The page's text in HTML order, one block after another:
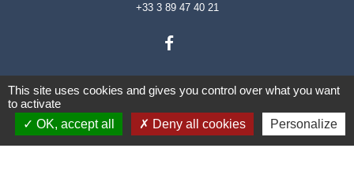
+33 3 89 47 40 21
Mentions légales - Politique de confidentialité -
Accessibilité - Plan du site - Gestion des cookies
This site uses cookies and gives you control over what you want
to activate
OK, accept all
Deny all cookies Personalize